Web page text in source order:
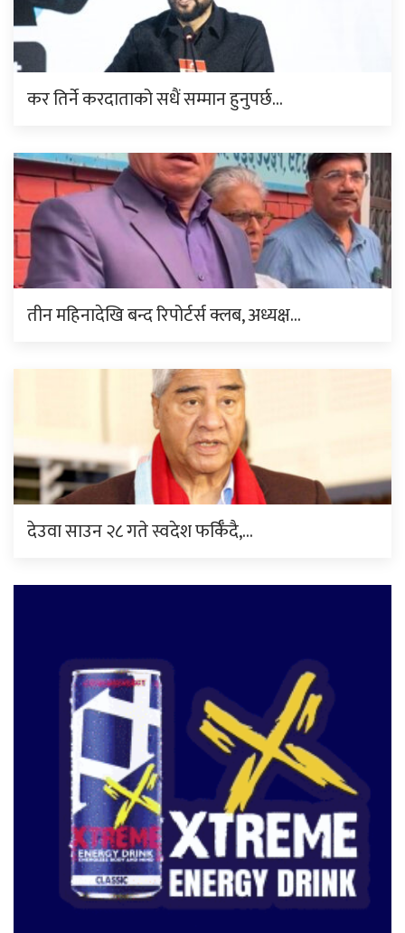
कर तिर्ने करदाताको सधैं सम्मान हुनुपर्छ…
तीन महिनादेखि बन्द रिपोर्टर्स क्लब, अध्यक्ष…
देउवा साउन २८ गते स्वदेश फर्किँदै,…